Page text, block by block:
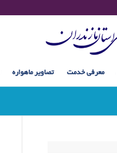
معرفی خدمت تصاویر ماهواره